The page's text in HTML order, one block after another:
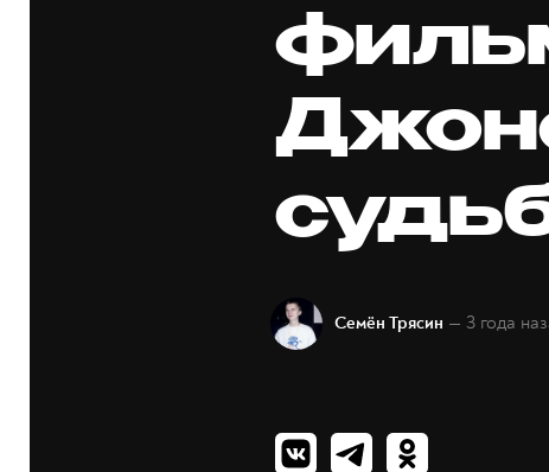
Семён Трясин — 3 года